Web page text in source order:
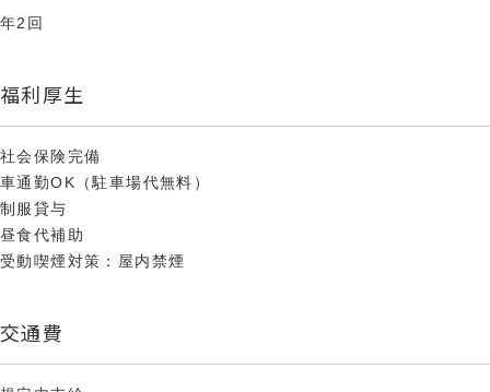
年2回
福利厚生
社会保険完備
車通勤OK（駐車場代無料）
制服貸与
昼食代補助
受動喫煙対策：屋内禁煙
交通費